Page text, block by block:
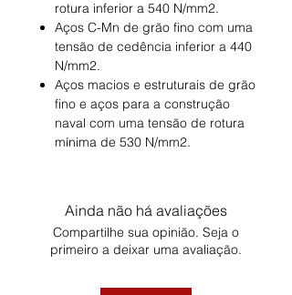
rotura inferior a 540 N/mm2.
Aços C-Mn de grão fino com uma
tensão de cedência inferior a 440
N/mm2.
Aços macios e estruturais de grão
fino e aços para a construção
naval com uma tensão de rotura
mínima de 530 N/mm2.
Ainda não há avaliações
Compartilhe sua opinião. Seja o
primeiro a deixar uma avaliação.